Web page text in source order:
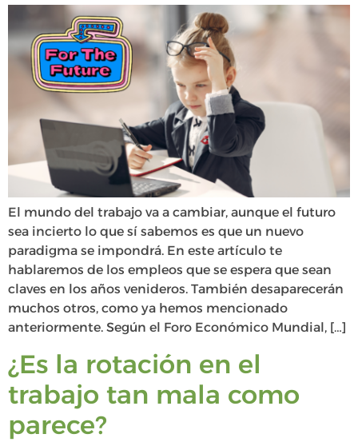
El mundo del trabajo va a cambiar, aunque el futuro
sea incierto lo que sí sabemos es que un nuevo
paradigma se impondrá. En este artículo te
hablaremos de los empleos que se espera que sean
claves en los años venideros. También desaparecerán
muchos otros, como ya hemos mencionado
anteriormente. Según el Foro Económico Mundial, […]
¿Es la rotación en el
trabajo tan mala como
parece?